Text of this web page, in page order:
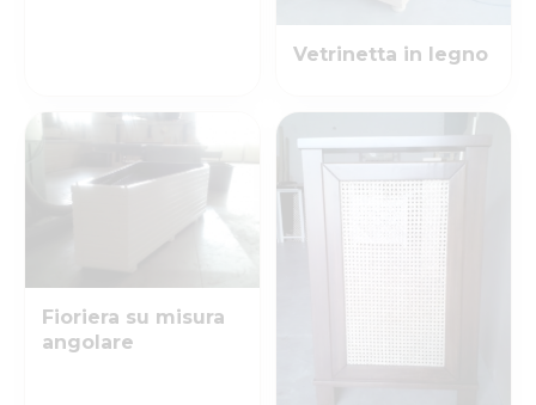
Vetrinetta in legno
Fioriera su misura
angolare